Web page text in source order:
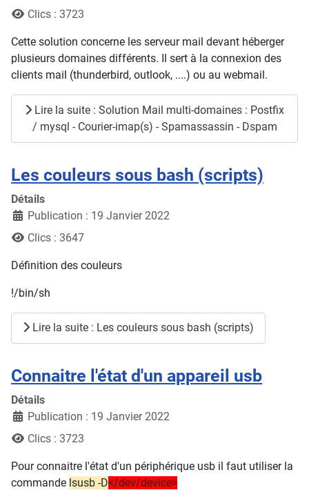
Clics : 3723
Cette solution concerne les serveur mail devant héberger
plusieurs domaines différents. Il sert à la connexion des
clients mail (thunderbird, outlook, ....) ou au webmail.
Lire la suite : Solution Mail multi-domaines : Postfix
/ mysql - Courier-imap(s) - Spamassassin - Dspam
Les couleurs sous bash (scripts)
Détails
Publication : 19 Janvier 2022
Clics : 3647
Définition des couleurs
!/bin/sh
Lire la suite : Les couleurs sous bash (scripts)
Connaitre l'état d'un appareil usb
Détails
Publication : 19 Janvier 2022
Clics : 3723
Pour connaitre l'état d'un périphérique usb il faut utiliser la
commande lsusb -D</dev/device>